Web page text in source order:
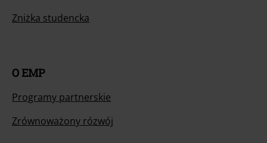
Zniżka studencka
O EMP
Programy partnerskie
Zrównoważony rózwój